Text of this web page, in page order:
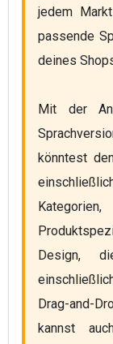
jedem
passende
deines
Mit der
könntest
Design,
Drag-and-
kannst